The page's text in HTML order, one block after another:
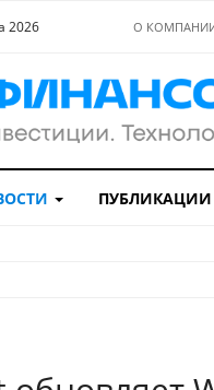
2026 О
ПУБЛИКАЦИИ